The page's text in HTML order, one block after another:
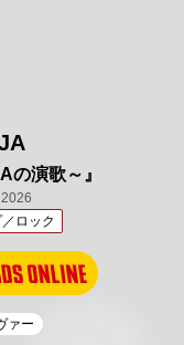
の演歌～』
ロック
ァー